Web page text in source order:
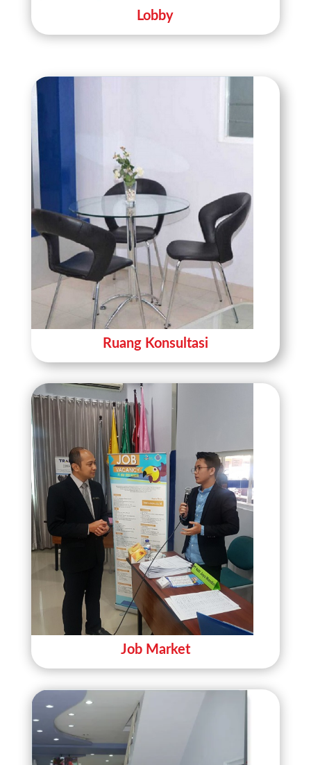
Lobby
Ruang Konsultasi
Job Market